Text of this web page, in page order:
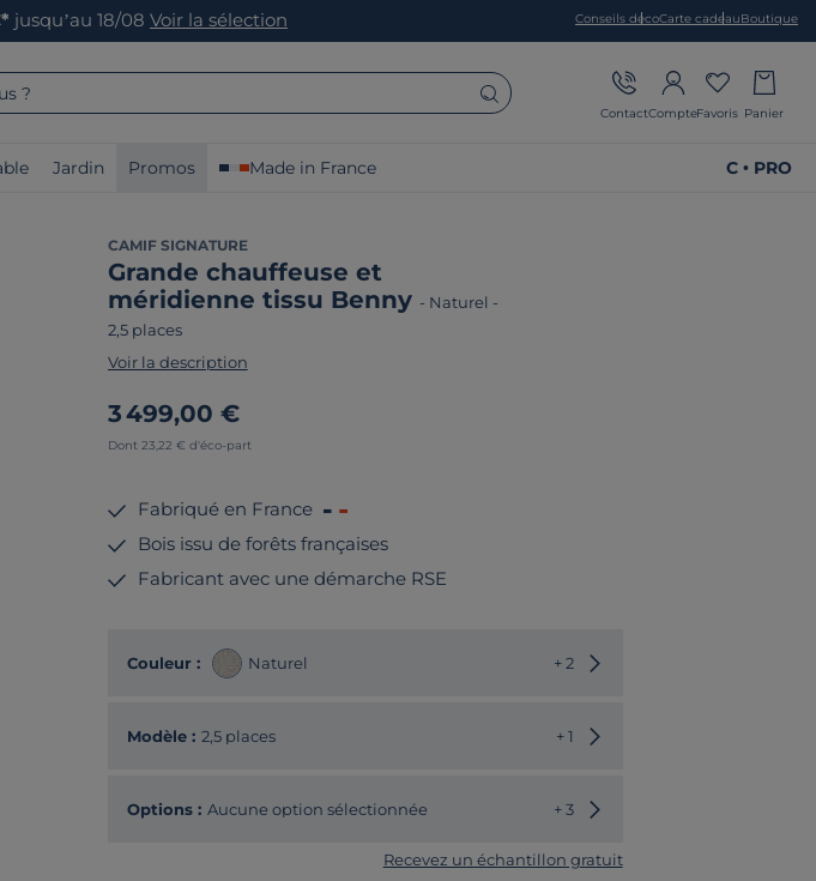
jusqu’au 18/08 Voir la sélection Conseils décoCarte cadeauBoutique
?
ContactCompteFavoris Panier
Jardin Promos Made in France C • PRO
CAMIF SIGNATURE
Grande chauffeuse et
méridienne tissu Benny - Naturel -
2,5 places
Voir la description
3 499,00 €
Dont 23,22 € d'éco-part
Fabriqué en France
Bois issu de forêts françaises
Fabricant avec une démarche RSE
Couleur : Naturel + 2 Choisir une autre couleur
Modèle : 2,5 places + 1 Choisir un autre modèle
Options : Aucune option sélectionnée + 3
Recevez un échantillon gratuit